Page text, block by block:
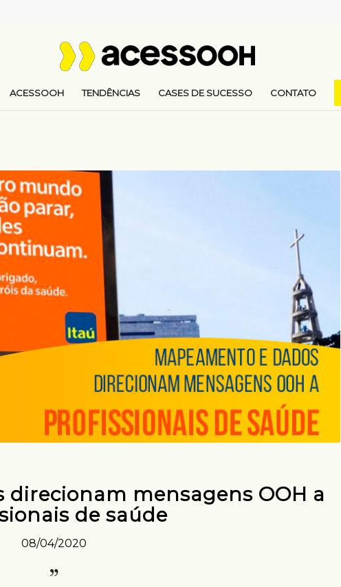
ACESSOOH TENDÊNCIAS CASES DE SUCESSO CONTATO
direcionam mensagens OOH a
de saúde
08/04/2020